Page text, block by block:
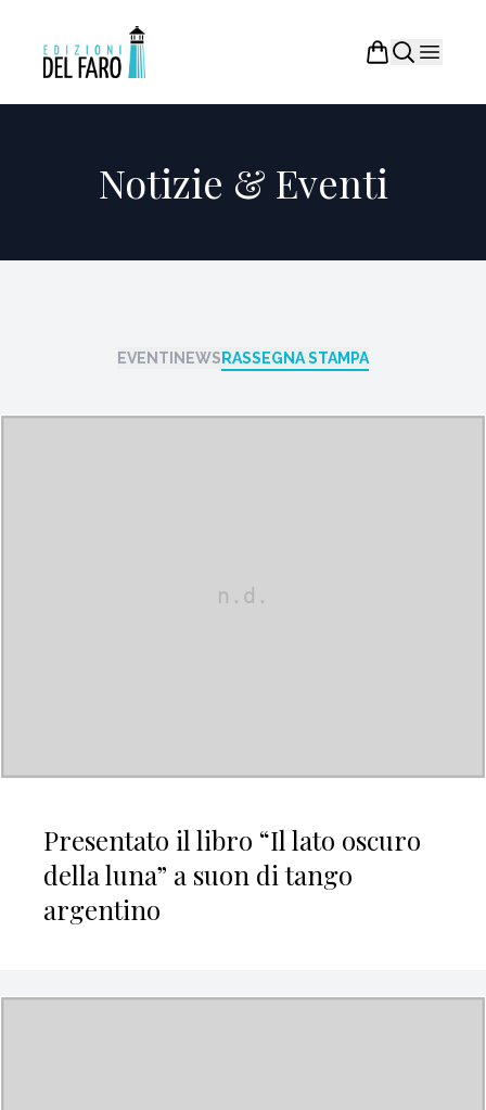
Notizie & Eventi
EVENTI NEWS RASSEGNA STAMPA
Presentato il libro “Il lato oscuro
della luna” a suon di tango
argentino